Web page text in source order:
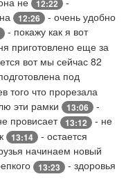
12:22
12:26
- очень удобно
- покажу как я вот
приготовлено еще за
вот мы сейчас 82
под
того что прорезала
эти рамки 13:06
-
провисает 13:12
- не
13:14
- остается
начинаем новый
13:23
- здоровья